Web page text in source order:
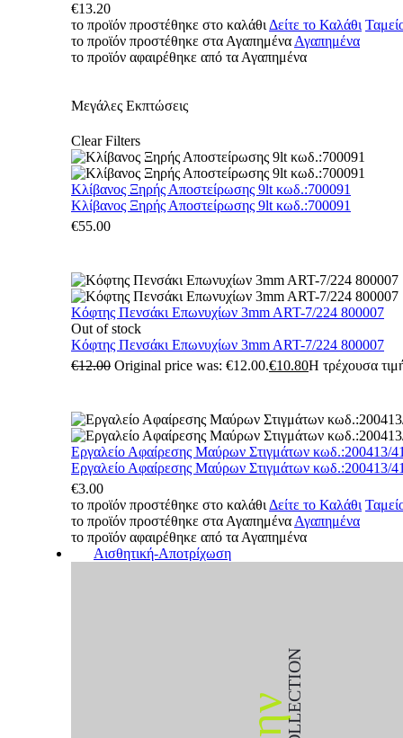
€13.20
το προϊόν προστέθηκε στο καλάθι Δείτε το Καλάθι
το προϊόν προστέθηκε στα Αγαπημένα Αγαπημένα
το προϊόν αφαιρέθηκε από τα Αγαπημένα
Μεγάλες Εκπτώσεις
Clear Filters
Κλίβανος Ξηρής Αποστείρωσης 9lt κωδ.:700091
Κλίβανος Ξηρής Αποστείρωσης 9lt κωδ.:700091
€55.00
Κόφτης Πενσάκι Επωνυχίων 3mm ART-7/224 800007
Out of stock
Κόφτης Πενσάκι Επωνυχίων 3mm ART-7/224 800007
€12.00 Original price was: €12.00.€10.80Η τρέχουσα
Εργαλείο Αφαίρεσης Μαύρων Στιγμάτων κωδ.:200413/
Εργαλείο Αφαίρεσης Μαύρων Στιγμάτων κωδ.:200413/
€3.00
το προϊόν προστέθηκε στο καλάθι Δείτε το Καλάθι
το προϊόν προστέθηκε στα Αγαπημένα Αγαπημένα
το προϊόν αφαιρέθηκε από τα Αγαπημένα
Αισθητική-Αποτρίχωση
COLLECTION